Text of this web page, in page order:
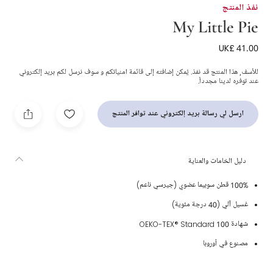
نفذ المنتج
My Little Pie
طقم بيبي غرو بطبعة ماغنوليا قطن لون أبيض للبنات
UK£ 41.00
للأسف, هذا المنتج قد نفذ. يُمكن إضافته إلى قائمة امنياتكم و سوف نرسل لكم بريد إلكتروني
عند توفره لدينا مجدداً.
ارسل لي رسالة بريد إلكتروني عند توافر المنتج
دليل الخامات والعناية
100% قطن سوبيما عضوي (جيرسي ناعم)
غسيل آلي (40 درجة مئوية)
شهادة OEKO-TEX® Standard 100
مصنوع في أوروبا